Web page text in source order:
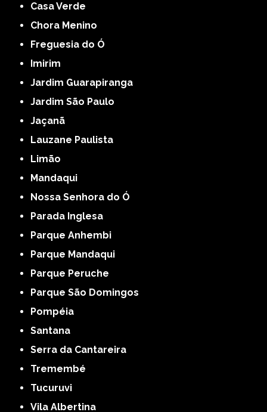
Casa Verde
Chora Menino
Freguesia do Ó
Imirim
Jardim Guarapiranga
Jardim São Paulo
Jaçanã
Lauzane Paulista
Limão
Mandaqui
Nossa Senhora do Ó
Parada Inglesa
Parque Anhembi
Parque Mandaqui
Parque Peruche
Parque São Domingos
Pompéia
Santana
Serra da Cantareira
Tremembé
Tucuruvi
Vila Albertina